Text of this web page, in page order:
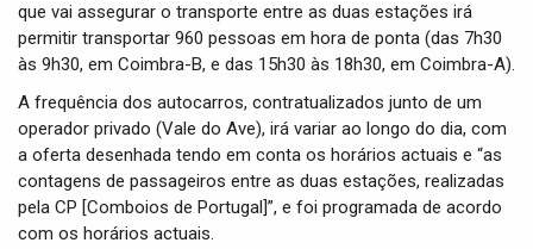
que vai assegurar o transporte entre as duas estações irá
permitir transportar 960 pessoas em hora de ponta (das 7h30
às 9h30, em Coimbra-B, e das 15h30 às 18h30, em Coimbra-A).
A frequência dos autocarros, contratualizados junto de um
operador privado (Vale do Ave), irá variar ao longo do dia, com
a oferta desenhada tendo em conta os horários actuais e “as
contagens de passageiros entre as duas estações, realizadas
pela CP [Comboios de Portugal]”, e foi programada de acordo
com os horários actuais.